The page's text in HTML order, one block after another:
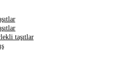
taşıtlar